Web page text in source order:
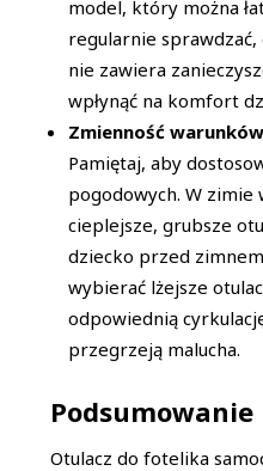
model, który można
regularnie
nie zawiera
wpłynąć na komfort
Zmienność
Pamiętaj, aby
pogodowych. W zimie
cieplejsze, grubsze
dziecko przed
wybierać lżejsze
odpowiednią
przegrzeją malucha.
Podsumowanie
Otulacz do fotelika